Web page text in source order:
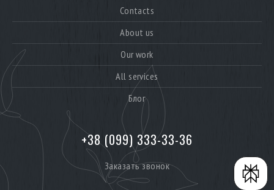
Contacts
About us
Our work
All services
Блог
+38 (099) 333-33-36
Заказать звонок